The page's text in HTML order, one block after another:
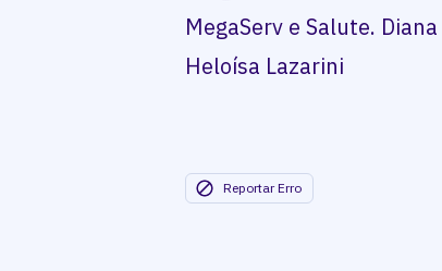
MegaServ e Salute.
Heloísa Lazarini
Reportar Erro